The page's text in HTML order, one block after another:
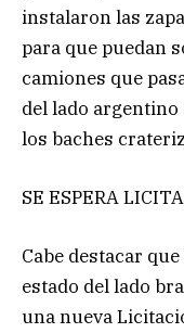
instalaron las
para que puedan
camiones que
del lado
los baches
SE ESPERA
Cabe destacar
estado del lado
una nueva